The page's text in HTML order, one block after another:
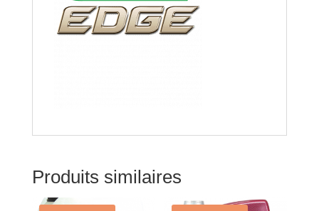
Produits similaires